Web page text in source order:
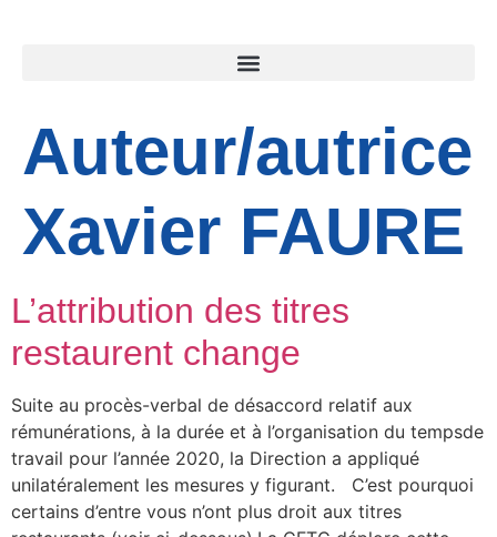
Auteur/autrice
Xavier FAURE
L’attribution des titres
restaurent change
Suite au procès-verbal de désaccord relatif aux
rémunérations, à la durée et à l’organisation du tempsde
travail pour l’année 2020, la Direction a appliqué
unilatéralement les mesures y figurant. C’est pourquoi
certains d’entre vous n’ont plus droit aux titres